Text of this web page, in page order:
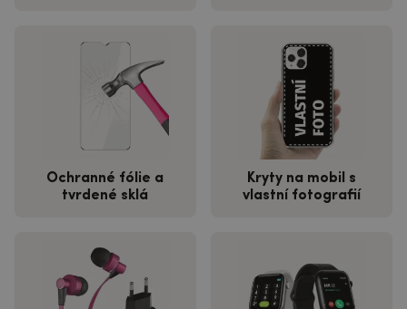
Ochranné fólie a
tvrdené sklá
Kryty na mobil s
vlastní fotografií